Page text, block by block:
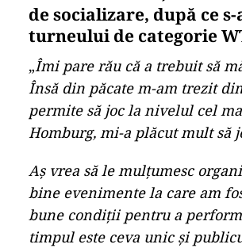
de socializare, după ce
turneului de categorie
„Îmi pare rău că a trebuit să
Însă din păcate m-am trezit
permite să joc la nivelul cel
Homburg, mi-a plăcut mult să
Aş vrea să le mulţumesc
bine evenimente la care am
bune condiţii pentru a
timpul este ceva unic şi